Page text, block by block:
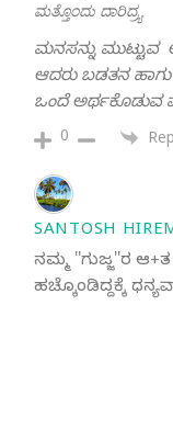
ಮತ್ತೊಂದು ದಾರಿದ್ರ್ಯ
ಮನಸನ್ನು
ಆದರು ಬಡತನ
ಒಂದೆ ಅರ್ಥಕೊಡುವ
0
SANTOSH
ನಮ್ಮ ''ಗುಜ್ಜ''ರ
ಹಚ್ಕೊಂಡಿದ್ದಕ್ಕೆ